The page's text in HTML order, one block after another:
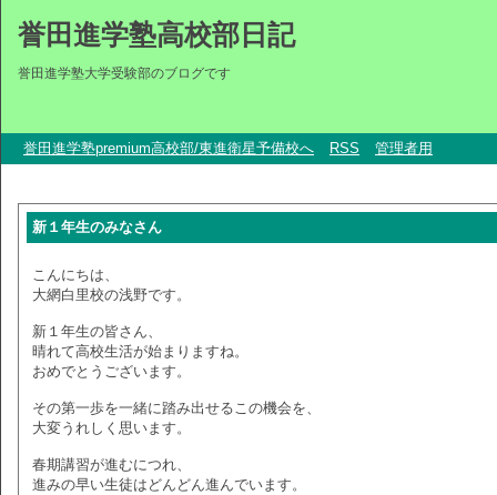
誉田進学塾高校部日記
誉田進学塾大学受験部のブログです
誉田進学塾premium高校部/東進衛星予備校へ RSS 管理者用
新１年生のみなさん
こんにちは、
大網白里校の浅野です。
新１年生の皆さん、
晴れて高校生活が始まりますね。
おめでとうございます。
その第一歩を一緒に踏み出せるこの機会を、
大変うれしく思います。
春期講習が進むにつれ、
進みの早い生徒はどんどん進んでいます。